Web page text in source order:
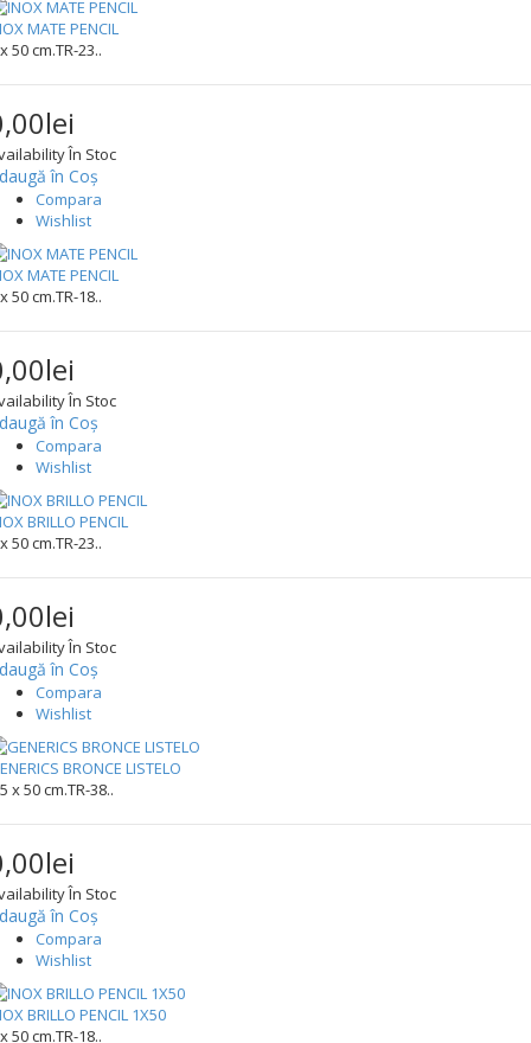
MATE PENCIL
50 cm.TR-23..
În Stoc
în Coş
Compara
Wishlist
MATE PENCIL
50 cm.TR-18..
În Stoc
în Coş
Compara
Wishlist
BRILLO PENCIL
50 cm.TR-23..
În Stoc
în Coş
Compara
Wishlist
BRONCE LISTELO
x 50 cm.TR-38..
În Stoc
în Coş
Compara
Wishlist
BRILLO PENCIL 1X50
50 cm.TR-18..